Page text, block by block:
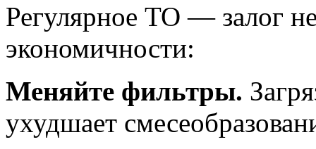
Регулярное ТО — залог
экономичности:
Меняйте фильтры.
ухудшает